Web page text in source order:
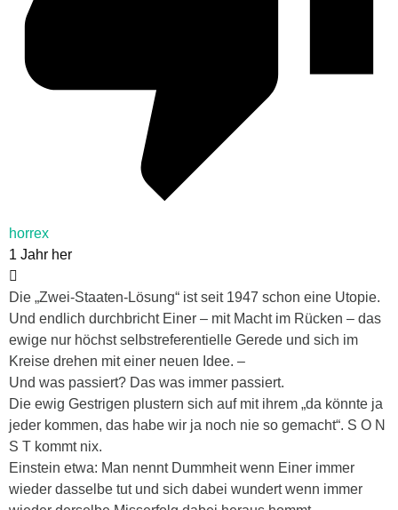
horrex
1 Jahr her
Die „Zwei-Staaten-Lösung“ ist seit 1947 schon eine Utopie.
Und endlich durchbricht Einer – mit Macht im Rücken – das
ewige nur höchst selbstreferentielle Gerede und sich im
Kreise drehen mit einer neuen Idee. –
Und was passiert? Das was immer passiert.
Die ewig Gestrigen plustern sich auf mit ihrem „da könnte ja
jeder kommen, das habe wir ja noch nie so gemacht“. S O N
S T kommt nix.
Einstein etwa: Man nennt Dummheit wenn Einer immer
wieder dasselbe tut und sich dabei wundert wenn immer